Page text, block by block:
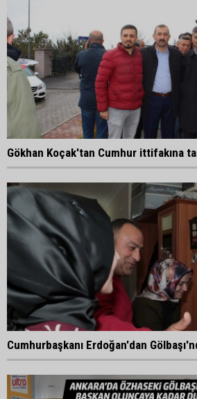
Gökhan Koçak'tan Cumhur ittifakına
Cumhurbaşkanı Erdoğan'dan